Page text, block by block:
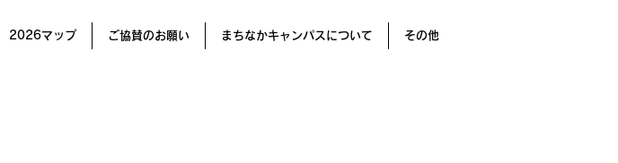
2026マップ ご協賛のお願い まちなかキャンパスについて その他